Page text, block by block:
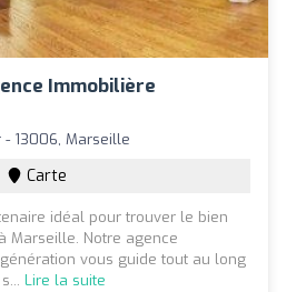
Immobilière
- 13006, Marseille
Carte
idéal pour trouver le bien
Marseille. Notre agence
vous guide tout au long
Lire la suite